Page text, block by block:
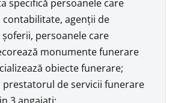
specifică persoanele care
contabilitate, agenţii de
persoanele care
monumente funerare
obiecte funerare;
prestatorul de servicii funerare